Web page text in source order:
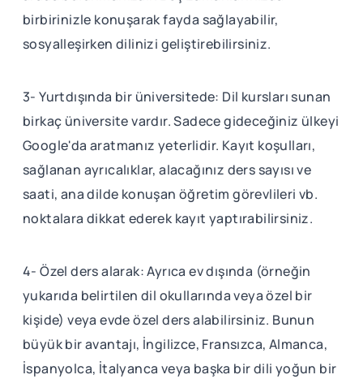
birbirinizle konuşarak fayda sağlayabilir,
sosyalleşirken dilinizi geliştirebilirsiniz.
3- Yurtdışında bir üniversitede: Dil kursları sunan
birkaç üniversite vardır. Sadece gideceğiniz ülkeyi
Google'da aratmanız yeterlidir. Kayıt koşulları,
sağlanan ayrıcalıklar, alacağınız ders sayısı ve
saati, ana dilde konuşan öğretim görevlileri vb.
noktalara dikkat ederek kayıt yaptırabilirsiniz.
4- Özel ders alarak: Ayrıca ev dışında (örneğin
yukarıda belirtilen dil okullarında veya özel bir
kişide) veya evde özel ders alabilirsiniz. Bunun
büyük bir avantajı, İngilizce, Fransızca, Almanca,
İspanyolca, İtalyanca veya başka bir dili yoğun bir